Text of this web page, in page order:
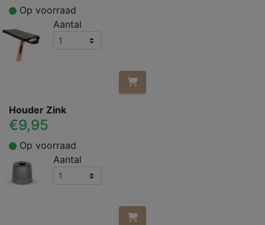
Op voorraad
Aantal
Houder Zink
€9,95
Op voorraad
Aantal